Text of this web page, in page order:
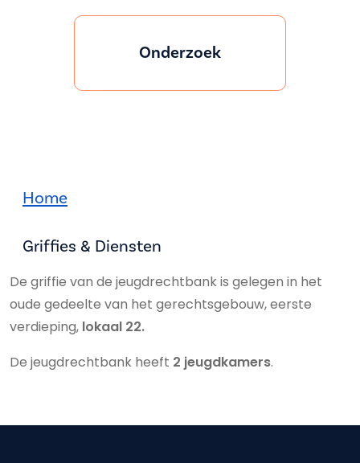
Onderzoek
Home
Griffies & Diensten
De griffie van de jeugdrechtbank is gelegen in het
oude gedeelte van het gerechtsgebouw, eerste
verdieping, lokaal 22.
De jeugdrechtbank heeft 2 jeugdkamers.